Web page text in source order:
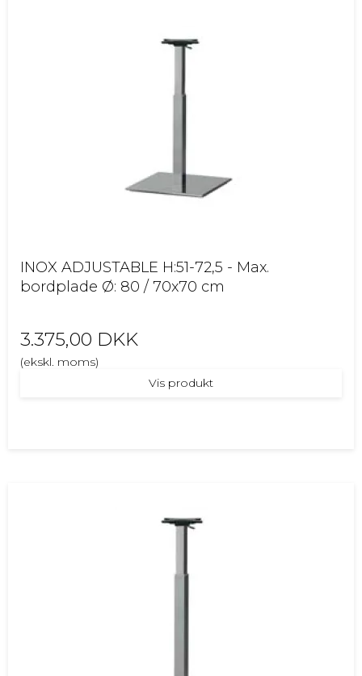
INOX ADJUSTABLE H:51-72,5 - Max.
bordplade Ø: 80 / 70x70 cm
3.375,00 DKK
(ekskl. moms)
Vis produkt